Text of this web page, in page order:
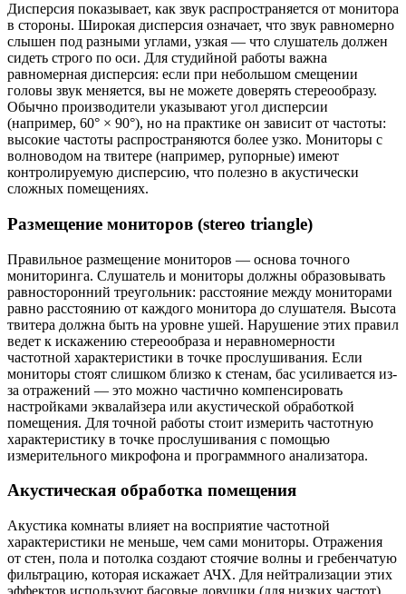
Дисперсия показывает, как звук распространяется от монитора
в стороны. Широкая дисперсия означает, что звук равномерно
слышен под разными углами, узкая — что слушатель должен
сидеть строго по оси. Для студийной работы важна
равномерная дисперсия: если при небольшом смещении
головы звук меняется, вы не можете доверять стереообразу.
Обычно производители указывают угол дисперсии
(например, 60° × 90°), но на практике он зависит от частоты:
высокие частоты распространяются более узко. Мониторы с
волноводом на твитере (например, рупорные) имеют
контролируемую дисперсию, что полезно в акустически
сложных помещениях.
Размещение мониторов (stereo triangle)
Правильное размещение мониторов — основа точного
мониторинга. Слушатель и мониторы должны образовывать
равносторонний треугольник: расстояние между мониторами
равно расстоянию от каждого монитора до слушателя. Высота
твитера должна быть на уровне ушей. Нарушение этих правил
ведет к искажению стереообраза и неравномерности
частотной характеристики в точке прослушивания. Если
мониторы стоят слишком близко к стенам, бас усиливается из-
за отражений — это можно частично компенсировать
настройками эквалайзера или акустической обработкой
помещения. Для точной работы стоит измерить частотную
характеристику в точке прослушивания с помощью
измерительного микрофона и программного анализатора.
Акустическая обработка помещения
Акустика комнаты влияет на восприятие частотной
характеристики не меньше, чем сами мониторы. Отражения
от стен, пола и потолка создают стоячие волны и гребенчатую
фильтрацию, которая искажает АЧХ. Для нейтрализации этих
эффектов используют басовые ловушки (для низких частот),